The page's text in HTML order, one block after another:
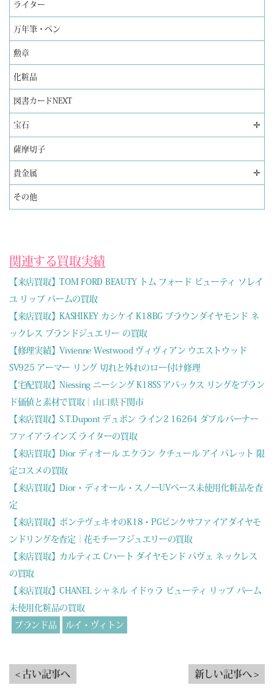
ライター
万年筆・ペン
勲章
化粧品
図書カードNEXT
宝石 ✛
薩摩切子
貴金属 ✛
その他
関連する買取実績
【来店買取】TOM FORD BEAUTY トム フォード ビューティ ソレイ
ユ リップ バームの買取
【来店買取】KASHIKEY カシケイ K18BG ブラウンダイヤモンド ネ
ックレス ブランドジュエリー の買取
【修理実績】Vivienne Westwood ヴィヴィアン ウエストウッド
SV925 アーマー リング 切れと外れのロー付け修理
【宅配買取】Niessing ニーシング K18SS アバックス リングをブラン
ド価値と素材で買取｜山口県下関市
【来店買取】S.T.Dupont デュポン ライン2 16264 ダブルバーナー
ファイアラインズ ライターの買取
【来店買取】Dior ディオール エクラン クチュール アイ パレット 限
定コスメの買取
【来店買取】Dior・ディオール・スノーUVベース未使用化粧品を査
定
【来店買取】ポンテヴェキオのK18・PGピンクサファイアダイヤモ
ンドリングを査定｜花モチーフジュエリーの買取
【来店買取】カルティエ Cハート ダイヤモンド パヴェ ネックレス
の買取
【来店買取】CHANEL シャネル イドゥラ ビューティ リップ バーム
未使用化粧品の買取
ブランド品
ルイ・ヴィトン
< 古い記事へ 新しい記事へ >